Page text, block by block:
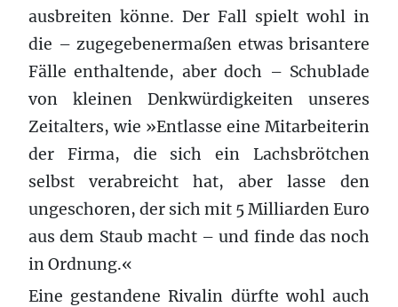
ausbreiten könne. Der Fall spielt wohl in
die – zugegebenermaßen etwas brisantere
Fälle enthaltende, aber doch – Schublade
von kleinen Denkwürdigkeiten unseres
Zeitalters, wie »Entlasse eine Mitarbeiterin
der Firma, die sich ein Lachsbrötchen
selbst verabreicht hat, aber lasse den
ungeschoren, der sich mit 5 Milliarden Euro
aus dem Staub macht – und finde das noch
in Ordnung.«
Eine gestandene Rivalin dürfte wohl auch